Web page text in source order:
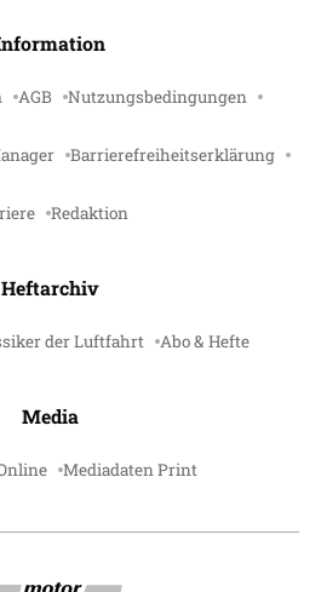
AGB Nutzungsbedingungen
Barrierefreiheitserklärung
Redaktion
Heftarchiv
der Luftfahrt Abo & Hefte
Media
Mediadaten Print